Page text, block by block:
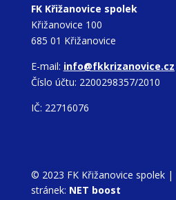
FK Křižanovice spolek
Křižanovice 100
685 01 Křižanovice
E-mail: info@fkkrizanovice.cz
Číslo účtu: 2200298357/2010
IČ: 22716076
© 2023 FK Křižanovice spolek |
stránek: NET boost